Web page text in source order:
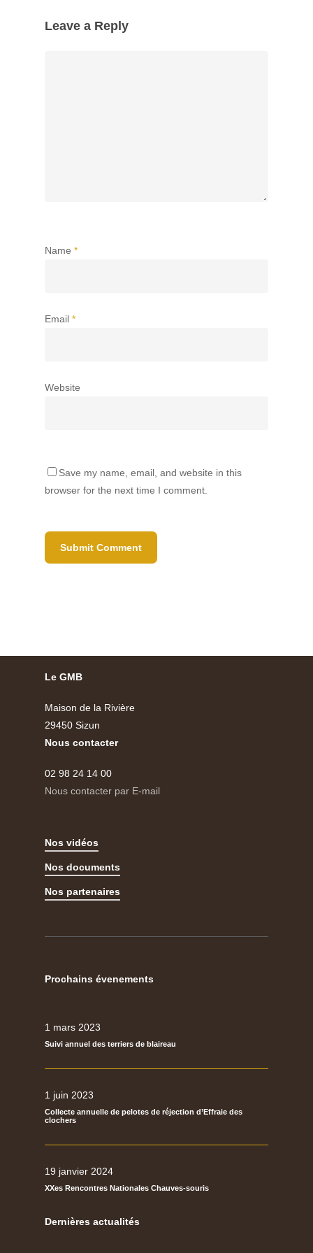
Leave a Reply
Name *
Email *
Website
Save my name, email, and website in this
browser for the next time I comment.
Le GMB
Maison de la Rivière
29450 Sizun
Nous contacter
02 98 24 14 00
Nous contacter par E-mail
Nos vidéos
Nos documents
Nos partenaires
Prochains évenements
1 mars 2023
Suivi annuel des terriers de blaireau
1 juin 2023
Collecte annuelle de pelotes de réjection d’Effraie des
clochers
19 janvier 2024
XXes Rencontres Nationales Chauves-souris
Dernières actualités